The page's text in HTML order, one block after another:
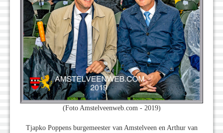
(Foto Amstelveenweb.com - 2019)
Tjapko Poppens burgemeester van Amstelveen en Arthur van